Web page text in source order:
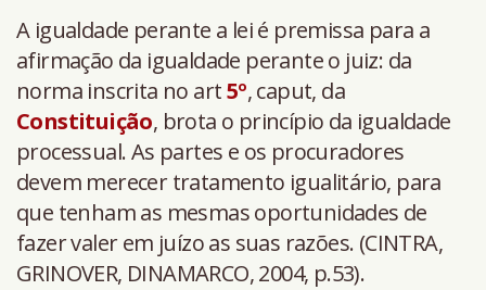
A igualdade perante a lei é premissa para a
afirmação da igualdade perante o juiz: da
norma inscrita no art5º, caput, da
Constituição, brota o princípio da igualdade
processual. As partes e os procuradores
devem merecer tratamento igualitário, para
que tenham as mesmas oportunidades de
fazer valer em juízo as suas razões. (CINTRA,
GRINOVER, DINAMARCO, 2004, p.53).